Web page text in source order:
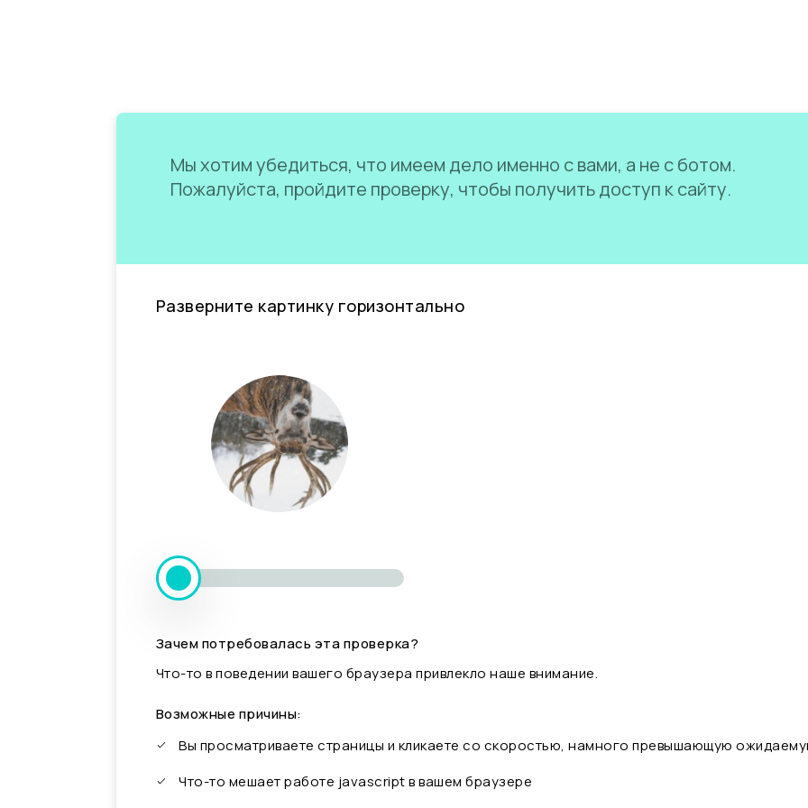
Мы хотим убедиться, что имеем дело именно с вами, а не с ботом.
Пожалуйста, пройдите проверку, чтобы получить доступ к сайту.
Разверните картинку горизонтально
Зачем потребовалась эта проверка?
Что-то в поведении вашего браузера привлекло наше внимание.
Возможные причины:
Вы просматриваете страницы и кликаете со скоростью, намного превышающую
Что-то мешает работе javascript в вашем браузере